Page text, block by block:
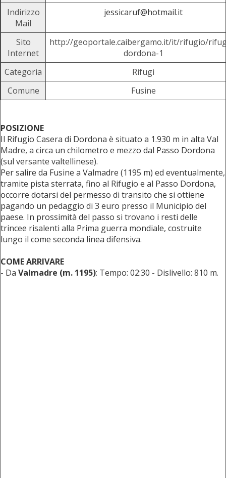
Indirizzo
Mail
jessicaruf@hotmail.it
Sito
Internet
http://geoportale.caibergamo.it/it/rifugio/
dordona-1
Categoria
Rifugi
Comune
Fusine
POSIZIONE
Il Rifugio Casera di Dordona è situato a 1.930 m in alta Val
Madre, a circa un chilometro e mezzo dal Passo Dordona
(sul versante valtellinese).
Per salire da Fusine a Valmadre (1195 m) ed eventualmente,
tramite pista sterrata, fino al Rifugio e al Passo Dordona,
occorre dotarsi del permesso di transito che si ottiene
pagando un pedaggio di 3 euro presso il Municipio del
paese. In prossimità del passo si trovano i resti delle
trincee risalenti alla Prima guerra mondiale, costruite
lungo il come seconda linea difensiva.
COME ARRIVARE
- Da Valmadre (m. 1195): Tempo: 02:30 - Dislivello: 810 m.